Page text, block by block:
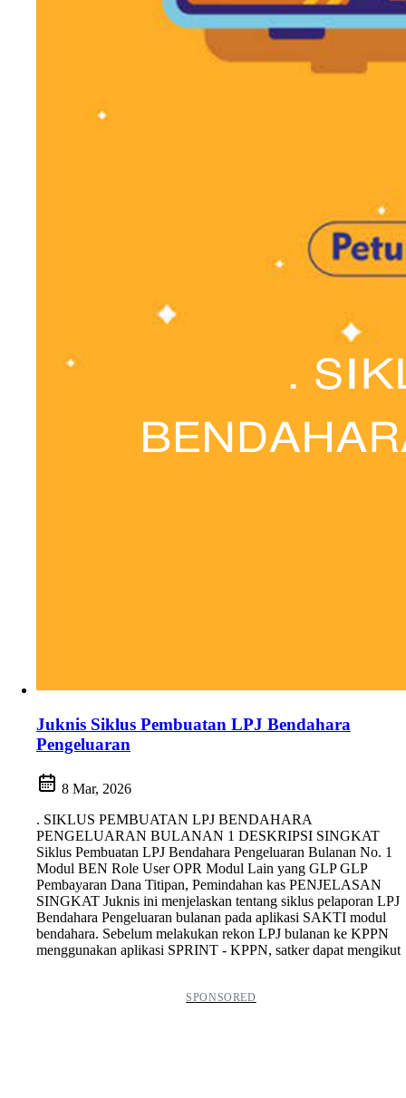
Juknis Siklus Pembuatan LPJ Bendahara
Pengeluaran
8 Mar, 2026
. SIKLUS PEMBUATAN LPJ BENDAHARA
PENGELUARAN BULANAN 1 DESKRIPSI SINGKAT
Siklus Pembuatan LPJ Bendahara Pengeluaran Bulanan No. 1
Modul BEN Role User OPR Modul Lain yang GLP GLP
Pembayaran Dana Titipan, Pemindahan kas PENJELASAN
SINGKAT Juknis ini menjelaskan tentang siklus pelaporan LPJ
Bendahara Pengeluaran bulanan pada aplikasi SAKTI modul
bendahara. Sebelum melakukan rekon LPJ bulanan ke KPPN
menggunakan aplikasi SPRINT - KPPN, satker dapat mengikut